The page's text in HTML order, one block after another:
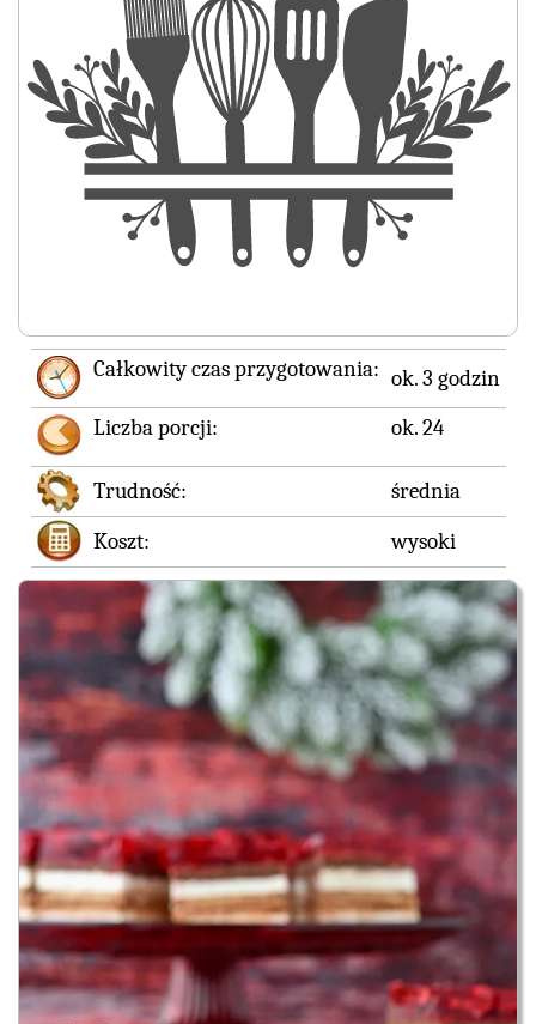
Całkowity czas przygotowania: ok. 3 godzin
Liczba porcji:
ok. 24
Trudność:
średnia
Koszt:
wysoki